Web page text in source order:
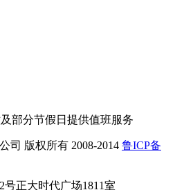
部分节假日提供值班服务
司 版权所有 2008-2014 鲁ICP备
正大时代广场1811室